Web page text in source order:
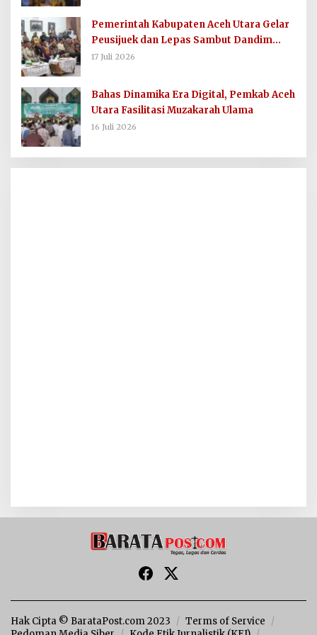
Pemerintah Kabupaten Aceh Utara Gelar
Peusijuek dan Lepas Sambut Dandim
0103/AUT
17 Juli 2026
Bahas Dinamika Era Digital, Pemkab Aceh
Utara Fasilitasi Muzakarah Ulama
16 Juli 2026
Hak Cipta © BarataPost.com 2023
Terms of Service